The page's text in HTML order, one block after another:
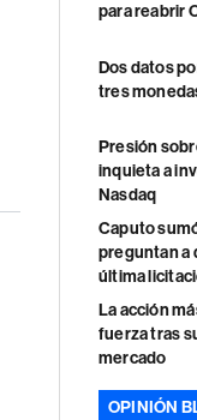
para reabrir
Dos datos
tres
Presión
inquieta a
Nasdaq
Caputo
preguntan a
última
La acción
fuerza tras
mercado
OPINIÓN